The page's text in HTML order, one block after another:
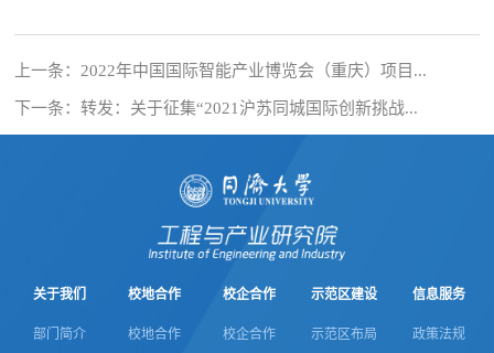
上一条： 2022年中国国际智能产业博览会（重庆）项目...
下一条：转发：关于征集“2021沪苏同城国际创新挑战...
关于我们
部门简介
校地合作
校地合作
校企合作
校企合作
示范区建设
示范区布局
信息服务
政策法规